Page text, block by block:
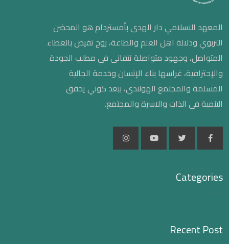
المعهد الاسلامي دار الهدى بأمستردام هو المحضن
التربوي ودلالة اهل العلم والطاعة، روح تفيض بالعطاء
المتواصل، وجهود متواصلة تتفانى في مطلب الجودة
والإحترافية، غراسها بناء الإنسان وخدمة الجالية
المسلمة والمجتمع الهولندي، ببعد كوني يحقق
التنمية في الذات والاسرة والمجتمع.
Categories
Recent Post